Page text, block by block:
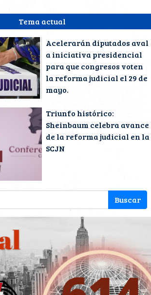
Tema actual
Acelerarán diputados aval
a iniciativa presidencial
para que congresos voten
la reforma judicial el 29 de
mayo.
Triunfo histórico:
Sheinbaum celebra avance
de la reforma judicial en la
SCJN